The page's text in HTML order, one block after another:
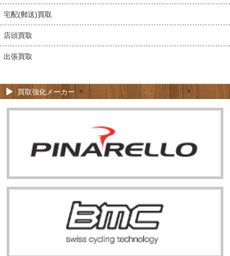
宅配(郵送)買取
店頭買取
出張買取
買取強化メーカー